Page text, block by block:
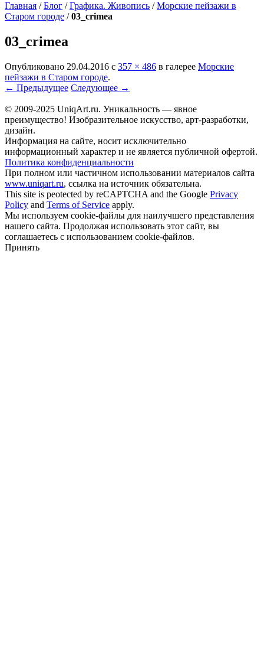
Главная /Блог /Графика. Живопись /Морские пейзажи в
Старом городе /03_crimea
03_crimea
Опубликовано 29.04.2016 с 357 × 486 в галерее Морские
пейзажи в Старом городе.
← Предыдущее Следующее →
© 2009-2025 UniqАrt.ru. Уникальность — явное
преимущество! Изобразительное искусство, арт-разработки,
дизайн.
Информация на сайте, носит исключительно
информационный характер и не является публичной офертой.
Политика конфиденциальности
При полном или частичном использовании материалов сайта
www.uniqart.ru, ссылка на источник обязательна.
This site is peotected by reCAPTCHA and the Google Privacy
Policy and Terms of Service apply.
Мы используем cookie-файлы для наилучшего представления
нашего сайта. Продолжая использовать этот сайт, вы
соглашаетесь с использованием cookie-файлов.
Принять